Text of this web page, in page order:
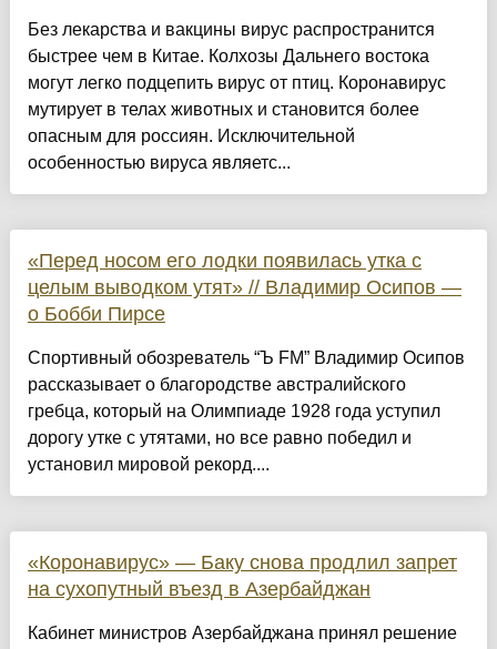
Без лекарства и вакцины вирус распространится
быстрее чем в Китае. Колхозы Дальнего востока
могут легко подцепить вирус от птиц. Коронавирус
мутирует в телах животных и становится более
опасным для россиян. Исключительной
особенностью вируса являетс...
«Перед носом его лодки появилась утка с
целым выводком утят» // Владимир Осипов —
о Бобби Пирсе
Спортивный обозреватель “Ъ FM” Владимир Осипов
рассказывает о благородстве австралийского
гребца, который на Олимпиаде 1928 года уступил
дорогу утке с утятами, но все равно победил и
установил мировой рекорд....
«Коронавирус» — Баку снова продлил запрет
на сухопутный въезд в Азербайджан
Кабинет министров Азербайджана принял решение